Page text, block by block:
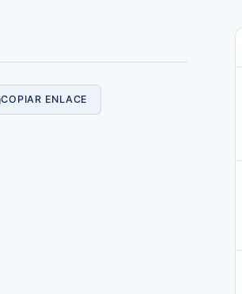
COPIAR ENLACE